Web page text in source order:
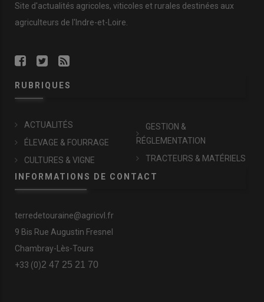
Site d'actualités agricoles, viticoles et rurales destinées aux
agriculteurs de l'Indre-et-Loire.
RUBRIQUES
ACTUALITÉS
ÉLEVAGE & FOURRAGE
CULTURES & VIGNE
GESTION &
RÉGLEMENTATION
TRACTEURS & MATÉRIELS
INFORMATIONS DE CONTACT
terredetouraine@agricvl.fr
9 Bis Rue Augustin Fresnel
Chambray-Lès-Tours
+33 (0)2 47 25 21 70